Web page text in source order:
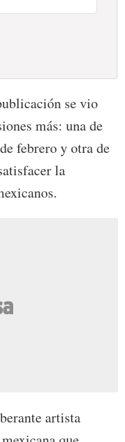
se vio
más: una de
febrero y otra de
la
artista